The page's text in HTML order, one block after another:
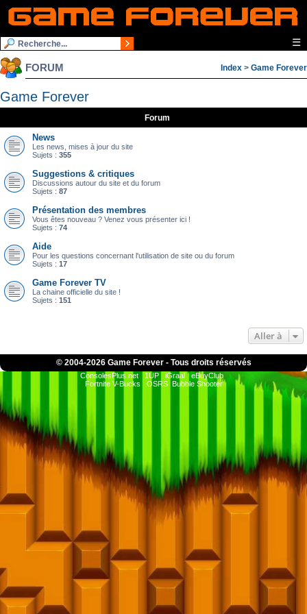
☰
FORUM Index > Game Forever
Game Forever
Forum
News
Les news, mises à jour du site
Sujets : 355
Suggestions & critiques
Discussions autour du site et du forum
Sujets : 87
Présentation des membres
Vous êtes nouveau ? Venez vous présenter ici !
Sujets : 74
Aide
Pour les questions concernant l'utilisation de site ou du forum
Sujets : 17
Game Forever TV
La chaine officielle du site !
Sujets : 151
Aller à
© 2004-2026 Game Forever - Tous droits réservés
ConsolesPlus.net 1UP iGraal
eBuyClub
Fortnite V-Bucks
OSRS Bubble Shooter